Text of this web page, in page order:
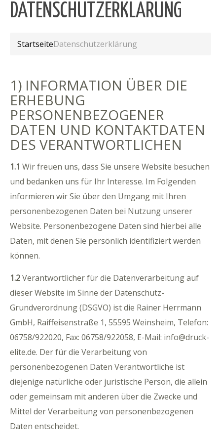
DATENSCHUTZERKLÄRUNG
StartseiteDatenschutzerklärung
1) INFORMATION ÜBER DIE
ERHEBUNG
PERSONENBEZOGENER
DATEN UND KONTAKTDATEN
DES VERANTWORTLICHEN
1.1 Wir freuen uns, dass Sie unsere Website besuchen
und bedanken uns für Ihr Interesse. Im Folgenden
informieren wir Sie über den Umgang mit Ihren
personenbezogenen Daten bei Nutzung unserer
Website. Personenbezogene Daten sind hierbei alle
Daten, mit denen Sie persönlich identifiziert werden
können.
1.2Verantwortlicher für die Datenverarbeitung auf
dieser Website im Sinne der Datenschutz-
Grundverordnung (DSGVO) ist die Rainer Herrmann
GmbH, Raiffeisenstraße 1, 55595 Weinsheim, Telefon:
06758/922020, Fax: 06758/922058, E-Mail: info@druck-
elite.de. Der für die Verarbeitung von
personenbezogenen Daten Verantwortliche ist
diejenige natürliche oder juristische Person, die allein
oder gemeinsam mit anderen über die Zwecke und
Mittel der Verarbeitung von personenbezogenen
Daten entscheidet.